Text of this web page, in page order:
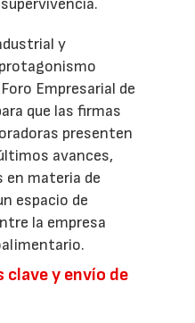
y
Empresarial de
que las firmas
presenten
avances,
en materia de
espacio de
la empresa
clave y envío de